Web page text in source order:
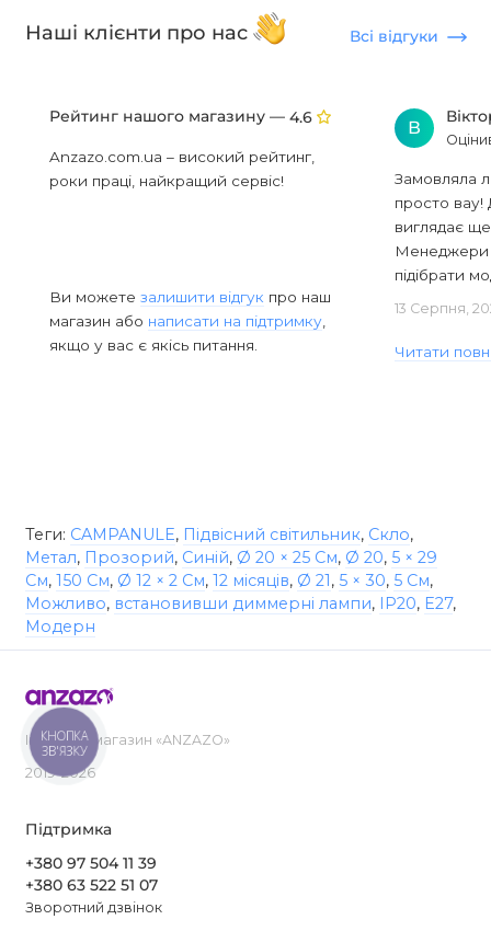
Наші клієнти про нас Всі відгуки
Рейтинг нашого магазину — 4.6
Anzazo.com.ua – високий рейтинг,
роки праці, найкращий сервіс!
Ви можете залишити відгук про наш
магазин або написати на підтримку
якщо у вас є якісь питання.
В
Замовляла
просто вау!
виглядає
Менеджери
підібрати
13 Серпня,
Читати
Теги: CAMPANULE, Підвісний світильник, Скло,
Метал, Прозорий, Синій, Ø 20 × 25 См, Ø 20, 5 × 29
См, 150 См, Ø 12 × 2 См, 12 місяців, Ø 21, 5 × 30, 5 См,
Можливо, встановивши диммерні лампи, IP20, E27,
Модерн
Інтернет-магазин «ANZAZO»
2019-2026
Підтримка
+380 97 504 11 39
+380 63 522 51 07
Зворотний дзвінок
КНОПКА
ЗВ'ЯЗКУ